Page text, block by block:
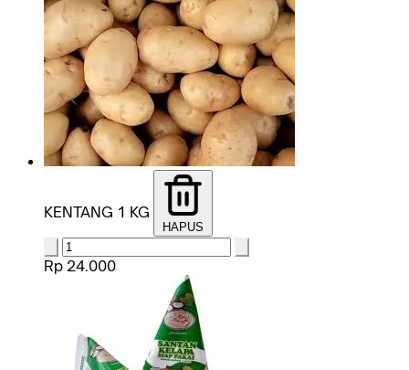
KENTANG 1 KG
HAPUS
Rp 24.000